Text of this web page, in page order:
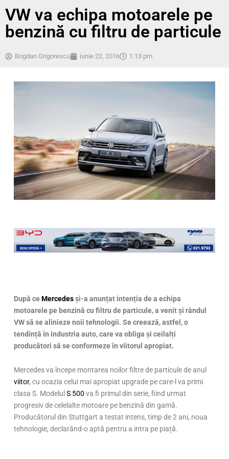
VW va echipa motoarele pe
benzină cu filtru de particule
Bogdan Grigorescu iunie 22, 2016 1:13 pm
După ceMercedesși-a anunțat intenția de a echipa
motoarele pe benzină cu filtru de particule, a venit și rândul
VW să se alinieze noii tehnologii. Se creează, astfel, o
tendință în industria auto, care va obliga și ceilalți
producători să se conformeze în viitorul apropiat.
Mercedes va începe montarea noilor filtre de particule de anul
viitor, cu ocazia celui mai apropiat upgrade pe care-l va primi
clasa S. ModelulS 500 va fi primul din serie, fiind urmat
progresiv de celelalte motoare pe benzină din gamă.
Producătorul din Stuttgart a testat intens, timp de 2 ani, noua
tehnologie, declarând-o aptă pentru a intra pe piață.